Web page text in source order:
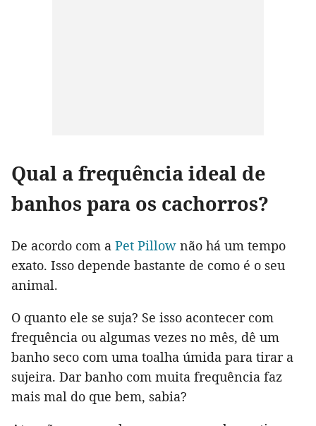
Qual a frequência ideal de
banhos para os cachorros?
De acordo com a Pet Pillow não há um tempo
exato. Isso depende bastante de como é o seu
animal.
O quanto ele se suja? Se isso acontecer com
frequência ou algumas vezes no mês, dê um
banho seco com uma toalha úmida para tirar a
sujeira. Dar banho com muita frequência faz
mais mal do que bem, sabia?